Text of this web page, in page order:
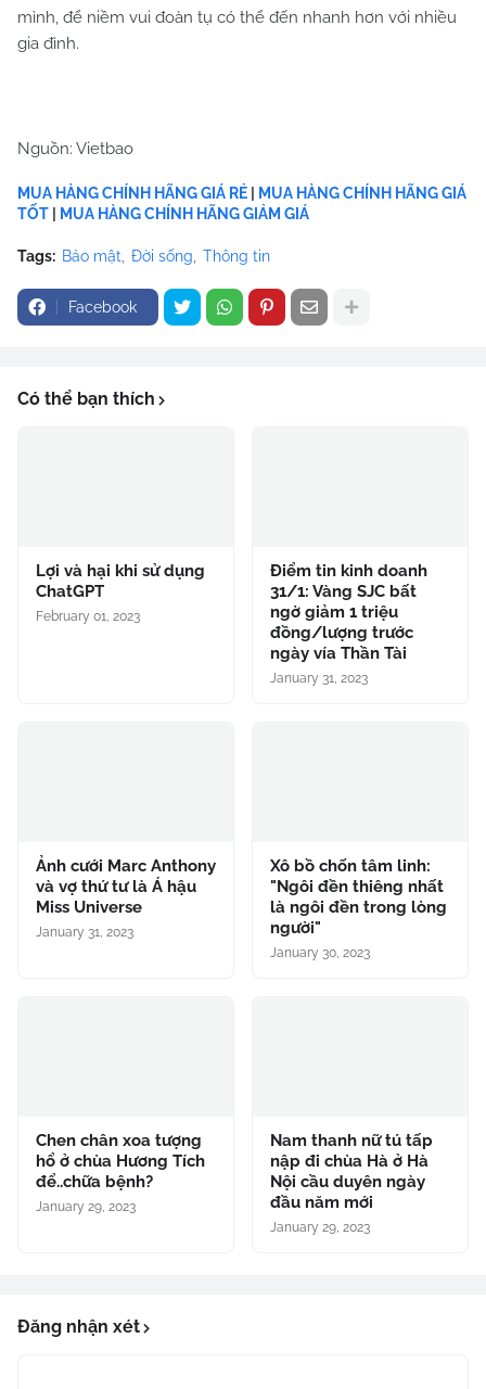
mình, để niềm vui đoàn tụ có thể đến nhanh hơn với nhiều
gia đình.
Nguồn: Vietbao
MUA HÀNG CHÍNH HÃNG GIÁ RẺ
MUA HÀNG CHÍNH HÃNG GIÁ
TỐT
MUA HÀNG CHÍNH HÃNG GIẢM GIÁ
Tags: Bảo mật Đời sống Thông tin
Facebook
Có thể bạn thích
Lợi và hại khi sử dụng
ChatGPT
February 01, 2023
Điểm tin kinh doanh
31/1: Vàng SJC bất
ngờ giảm 1 triệu
đồng/lượng trước
ngày vía Thần Tài
January 31, 2023
Ảnh cưới Marc Anthony
và vợ thứ tư là Á hậu
Miss Universe
January 31, 2023
Xô bồ chốn tâm linh:
"Ngôi đền thiêng nhất
là ngôi đền trong lòng
người"
January 30, 2023
Chen chân xoa tượng
hổ ở chùa Hương Tích
để..chữa bệnh?
January 29, 2023
Nam thanh nữ tú tấp
nập đi chùa Hà ở Hà
Nội cầu duyên ngày
đầu năm mới
January 29, 2023
Đăng nhận xét